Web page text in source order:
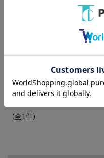
[取寄10]送料無料 本醸造 醤油
鮮度長持ちボトル 450ml 【20
バリエーション：なし
在庫：○
（全1件）